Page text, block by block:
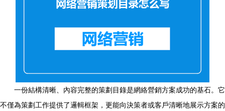
一份結構清晰、內容完整的策劃目錄是網絡營銷方案成功的基石。它
不僅為策劃工作提供了邏輯框架，更能向決策者或客戶清晰地展示方案的